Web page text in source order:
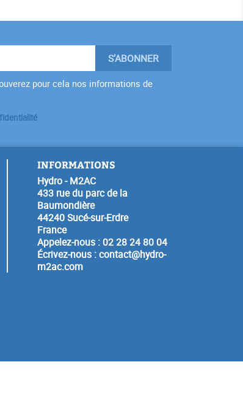
pour cela nos informations de
INFORMATIONS
Hydro - M2AC
433 rue du parc de la
Baumondière
44240 Sucé-sur-Erdre
France
Appelez-nous : 02 28 24 80 04
Écrivez-nous :contact@hydro-
m2ac.com